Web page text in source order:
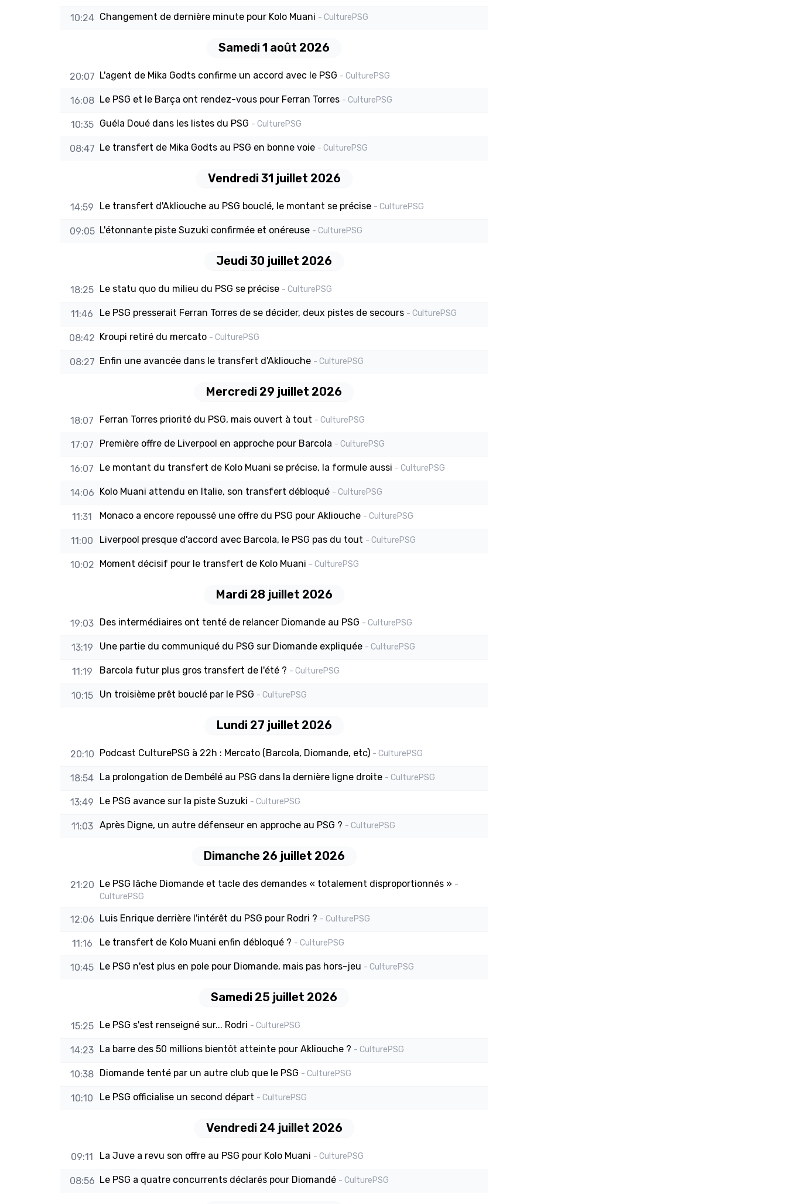
10:24 Changement de dernière minute pour Kolo Muani - CulturePSG
Samedi 1 août 2026
20:07 L'agent de Mika Godts confirme un accord avec le PSG - CulturePSG
16:08 Le PSG et le Barça ont rendez-vous pour Ferran Torres - CulturePSG
10:35 Guéla Doué dans les listes du PSG - CulturePSG
08:47 Le transfert de Mika Godts au PSG en bonne voie - CulturePSG
Vendredi 31 juillet 2026
14:59 Le transfert d'Akliouche au PSG bouclé, le montant se précise - CulturePSG
09:05 L'étonnante piste Suzuki confirmée et onéreuse - CulturePSG
Jeudi 30 juillet 2026
18:25 Le statu quo du milieu du PSG se précise - CulturePSG
11:46 Le PSG presserait Ferran Torres de se décider, deux pistes de secours - CulturePSG
08:42 Kroupi retiré du mercato - CulturePSG
08:27 Enfin une avancée dans le transfert d'Akliouche - CulturePSG
Mercredi 29 juillet 2026
18:07 Ferran Torres priorité du PSG, mais ouvert à tout - CulturePSG
17:07 Première offre de Liverpool en approche pour Barcola - CulturePSG
16:07 Le montant du transfert de Kolo Muani se précise, la formule aussi - CulturePSG
14:06 Kolo Muani attendu en Italie, son transfert débloqué - CulturePSG
11:31 Monaco a encore repoussé une offre du PSG pour Akliouche - CulturePSG
11:00 Liverpool presque d'accord avec Barcola, le PSG pas du tout - CulturePSG
10:02 Moment décisif pour le transfert de Kolo Muani - CulturePSG
Mardi 28 juillet 2026
19:03 Des intermédiaires ont tenté de relancer Diomande au PSG - CulturePSG
13:19 Une partie du communiqué du PSG sur Diomande expliquée - CulturePSG
11:19 Barcola futur plus gros transfert de l'été ? - CulturePSG
10:15 Un troisième prêt bouclé par le PSG - CulturePSG
Lundi 27 juillet 2026
20:10 Podcast CulturePSG à 22h : Mercato (Barcola, Diomande, etc) - CulturePSG
18:54 La prolongation de Dembélé au PSG dans la dernière ligne droite - CulturePSG
13:49 Le PSG avance sur la piste Suzuki - CulturePSG
11:03 Après Digne, un autre défenseur en approche au PSG ? - CulturePSG
Dimanche 26 juillet 2026
21:20 Le PSG lâche Diomande et tacle des demandes « totalement disproportionnés » -
CulturePSG
12:06 Luis Enrique derrière l'intérêt du PSG pour Rodri ? - CulturePSG
11:16 Le transfert de Kolo Muani enfin débloqué ? - CulturePSG
10:45 Le PSG n'est plus en pole pour Diomande, mais pas hors-jeu - CulturePSG
Samedi 25 juillet 2026
15:25 Le PSG s'est renseigné sur... Rodri - CulturePSG
14:23 La barre des 50 millions bientôt atteinte pour Akliouche ? - CulturePSG
10:38 Diomande tenté par un autre club que le PSG - CulturePSG
10:10 Le PSG officialise un second départ - CulturePSG
Vendredi 24 juillet 2026
09:11 La Juve a revu son offre au PSG pour Kolo Muani - CulturePSG
08:56 Le PSG a quatre concurrents déclarés pour Diomandé - CulturePSG